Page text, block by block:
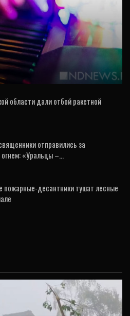
ОБЩЕСТВО
«УралТерраДжаз» в
дополнительный
поезд
области дали отбой ракетной
отправились за
«Уральцы –…
пожарные-десантники тушат лесные